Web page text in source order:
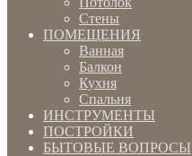
Стены
ПОМЕЩЕНИЯ
Ванная
Балкон
Кухня
Спальня
ИНСТРУМЕНТЫ
ПОСТРОЙКИ
БЫТОВЫЕ ВОПРОСЫ